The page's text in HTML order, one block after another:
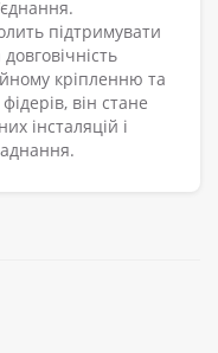
підтримувати
кріпленню та
він стане
інсталяцій і